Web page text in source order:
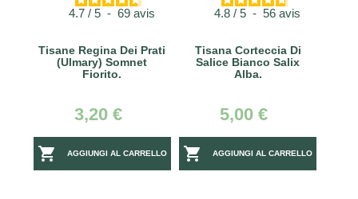
4.7 / 5 - 69 avis
Tisane Regina Dei Prati
(Ulmary) Somnet
Fiorito.
3,20 €
 AGGIUNGI AL CARRELLO
4.8 / 5 - 56 avis
Tisana Corteccia Di
Salice Bianco Salix
Alba.
5,00 €
 AGGIUNGI AL CARRELLO